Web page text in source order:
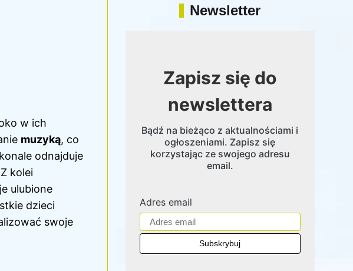
w ich
muzyką, co
odnajduje
kolei
ulubione
dzieci
swoje
Newsletter
Zapisz się do
newslettera
Bądź na bieżąco z aktualnościami i
ogłoszeniami. Zapisz się
korzystając ze swojego adresu
email.
Adres email